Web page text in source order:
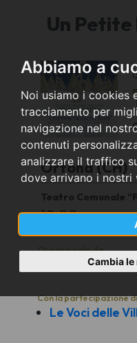
Abbiamo a
Noi usiamo i cookies
tracciamento per
navigazione nel
contenuti
analizzare il traffico
dove arrivano i nostri
Cambia
Un Petite
Ortona (CH)
Teatro Comunale
18.00
Organizzato da
Le Voci delle Ville
Con la partecipazione di
Le Voci delle